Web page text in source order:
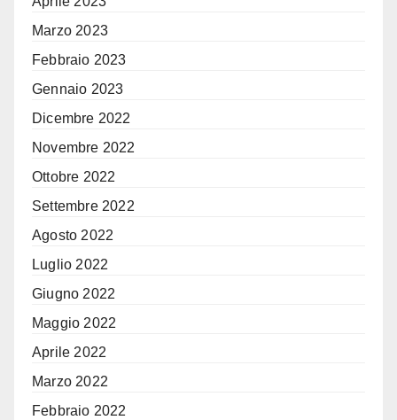
Marzo 2023
Febbraio 2023
Gennaio 2023
Dicembre 2022
Novembre 2022
Ottobre 2022
Settembre 2022
Agosto 2022
Luglio 2022
Giugno 2022
Maggio 2022
Aprile 2022
Marzo 2022
Febbraio 2022